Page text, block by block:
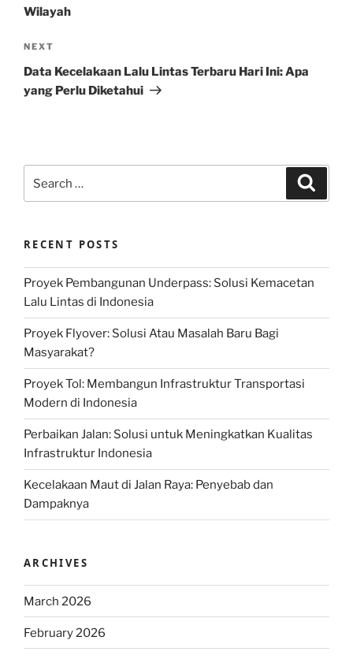
Wilayah
Next
Post
NEXT
Data Kecelakaan Lalu Lintas Terbaru Hari Ini: Apa
yang Perlu Diketahui
for:
RECENT POSTS
Proyek Pembangunan Underpass: Solusi Kemacetan
Lalu Lintas di Indonesia
Proyek Flyover: Solusi Atau Masalah Baru Bagi
Masyarakat?
Proyek Tol: Membangun Infrastruktur Transportasi
Modern di Indonesia
Perbaikan Jalan: Solusi untuk Meningkatkan Kualitas
Infrastruktur Indonesia
Kecelakaan Maut di Jalan Raya: Penyebab dan
Dampaknya
ARCHIVES
March 2026
February 2026